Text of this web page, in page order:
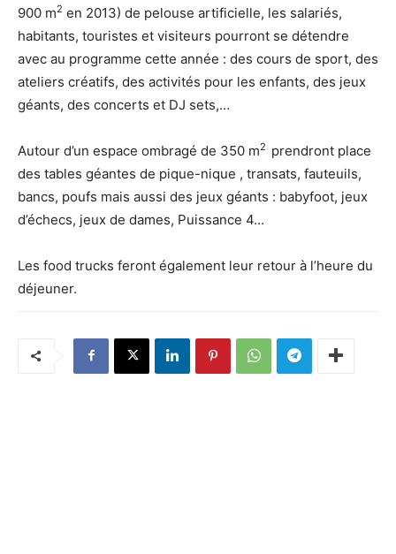
900 m2 en 2013) de pelouse artificielle, les salariés,
habitants, touristes et visiteurs pourront se détendre
avec au programme cette année : des cours de sport, des
ateliers créatifs, des activités pour les enfants, des jeux
géants, des concerts et DJ sets,…
Autour d’un espace ombragé de 350 m2 prendront place
des tables géantes de pique-nique , transats, fauteuils,
bancs, poufs mais aussi des jeux géants : babyfoot, jeux
d’échecs, jeux de dames, Puissance 4…
Les food trucks feront également leur retour à l’heure du
déjeuner.